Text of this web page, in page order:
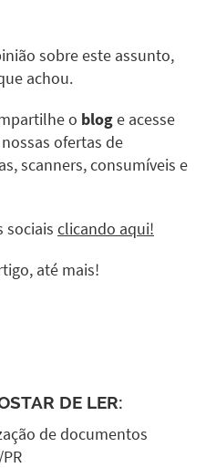
sobre este assunto,
achou.
o bloge acesse
ofertas de
scanners, consumíveis e
sociais clicando aqui!
até mais!
DE LER:
de documentos